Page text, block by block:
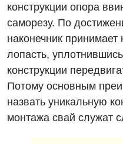
конструкции опора
саморезу. По
наконечник принимает
лопасть,
конструкции
Потому основным
назвать уникальную
монтажа свай служат